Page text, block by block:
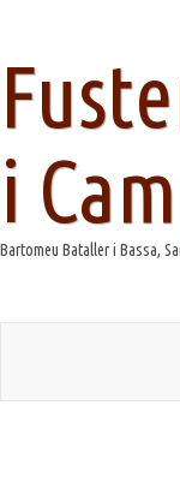
i
Bartomeu Bataller i Bassa,